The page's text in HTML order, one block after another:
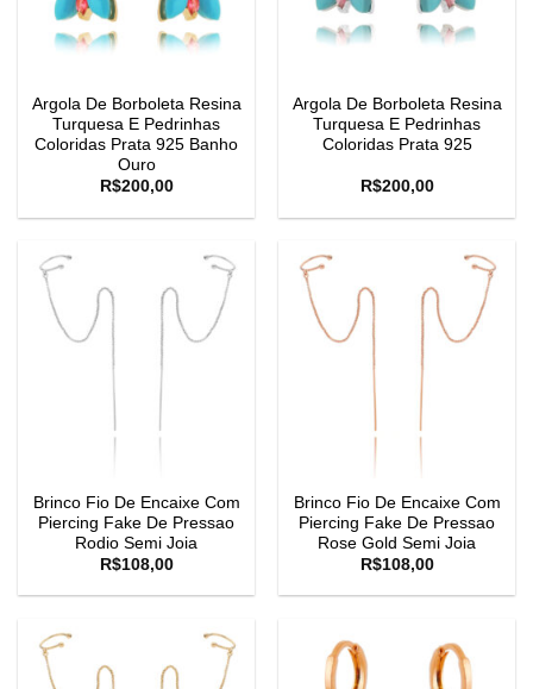
Argola De Borboleta Resina
Turquesa E Pedrinhas
Coloridas Prata 925 Banho
Ouro
R$200,00
Argola De Borboleta Resina
Turquesa E Pedrinhas
Coloridas Prata 925
R$200,00
Brinco Fio De Encaixe Com
Piercing Fake De Pressao
Rodio Semi Joia
R$108,00
Brinco Fio De Encaixe Com
Piercing Fake De Pressao
Rose Gold Semi Joia
R$108,00